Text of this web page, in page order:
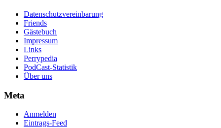
Datenschutzvereinbarung
Friends
Gästebuch
Impressum
Links
Perrypedia
PodCast-Statistik
Über uns
Meta
Anmelden
Eintrags-Feed